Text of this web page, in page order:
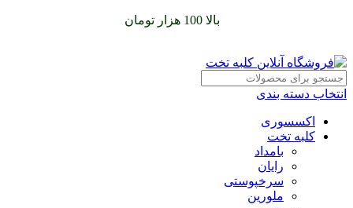
بالا 100 هزار تومان
انتخاب دسته بندی
اکسسوری
کلبه تخت
بامداد
رایان
سرخپوستی
ملورین